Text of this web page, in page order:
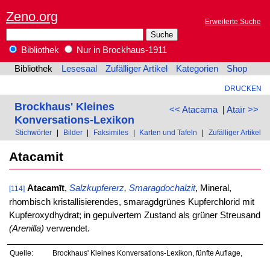
Zeno.org Erweiterte Suche
Bibliothek
Nur in Brockhaus-1911
Bibliothek
Lesesaal Zufälliger Artikel Kategorien Shop
DRUCKEN
<< Atacama| Ataïr >>
Brockhaus' Kleines
Konversations-Lexikon
Stichwörter Bilder Faksimiles Karten und Tafeln Zufälliger Artikel
Atacamit
[114] Atacamīt, Salzkupfererz, Smaragdochalzit, Mineral,
rhombisch kristallisierendes, smaragdgrünes Kupferchlorid mit
Kupferoxydhydrat; in gepulvertem Zustand als grüner Streusand
(Arenilla) verwendet.
Quelle:
Brockhaus' Kleines Konversations-Lexikon, fünfte Auflage,